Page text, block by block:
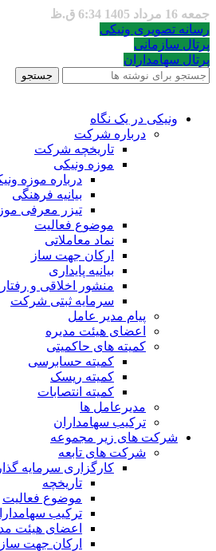
جمعه 16 مرداد 1405 6:34 ق.ظ
رسانه تصویری ونیکی
پرتال سازمانی
پرتال سهامداران
جستجو
ونیکی در یک نگاه
درباره شرکت
تاریخچه شرکت
موزه ونیکی
درباره موزه
بیانیه فرهنگی
تیزر معرفی
موضوع فعالیت
نماد معاملاتی
ارکان جهت ساز
بیانیه پایداری
منشور اخلاقی و
سرمایه ثبتی شرکت
پیام مدیر عامل
اعضای هیئت مدیره
کمیته های حاکمیتی
کمیته حسابرسی
کمیته ریسک
کمیته انتصابات
مدیرعامل ها
ترکیب سهامداران
شرکت های زیر مجموعه
شرکت های تابعه
کارگزاری سرمایه
تاریخچه
موضوع فعالیت
ترکیب
اعضای هیئت
ارکان جهت ساز